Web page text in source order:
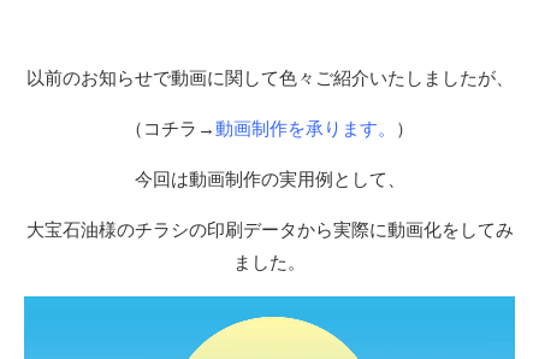
以前のお知らせで動画に関して色々ご紹介いたしましたが、
（コチラ→動画制作を承ります。 ）
今回は動画制作の実用例として、
大宝石油様のチラシの印刷データから実際に動画化をしてみ
ました。